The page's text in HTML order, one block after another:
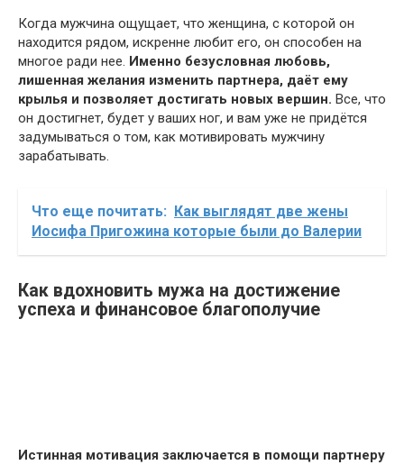
Когда мужчина ощущает, что женщина, с которой он
находится рядом, искренне любит его, он способен на
многое ради нее. Именно безусловная любовь,
лишенная желания изменить партнера, даёт ему
крылья и позволяет достигать новых вершин. Все, что
он достигнет, будет у ваших ног, и вам уже не придётся
задумываться о том, как мотивировать мужчину
зарабатывать.
Что еще почитать: Как выглядят две жены
Иосифа Пригожина которые были до Валерии
Как вдохновить мужа на достижение
успеха и финансовое благополучие
Истинная мотивация заключается в помощи партнеру